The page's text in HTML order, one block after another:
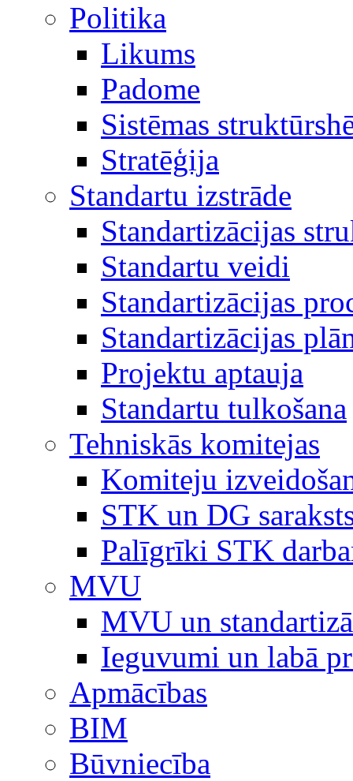
Politika
Likums
Padome
Sistēmas
Stratēģija
Standartu izstrāde
Standartizācijas
Standartu veidi
Standartizācijas
Standartizācijas
Projektu aptauja
Standartu tulkošana
Tehniskās komitejas
Komiteju
STK un DG
Palīgrīki STK
MVU
MVU un
Ieguvumi un labā
Apmācības
BIM
Būvniecība